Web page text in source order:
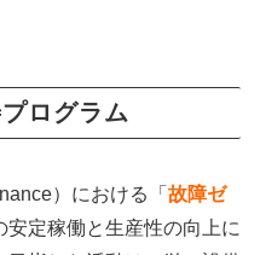
ログラム
）における「 故障ゼ
安定稼働と生産性の向上に